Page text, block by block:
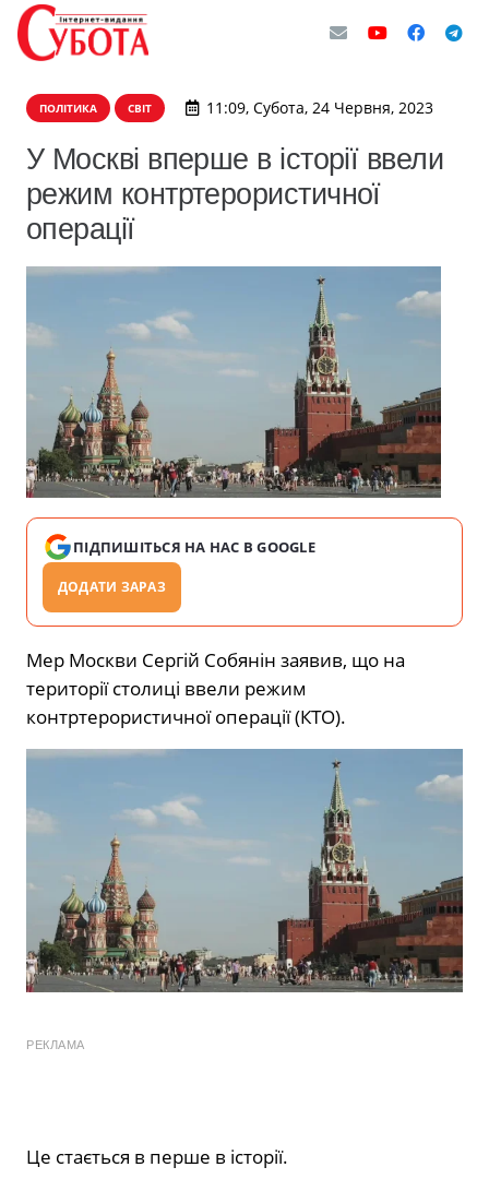
ПОЛІТИКА СВІТ 11:09, Субота, 24 Червня, 2023
У Москві вперше в історії ввели
режим контртерористичної
операції
ПІДПИШІТЬСЯ НА НАС В GOOGLE
ДОДАТИ ЗАРАЗ
Мер Москви Сергій Собянін заявив, що на
території столиці ввели режим
контртерористичної операції (КТО).
РЕКЛАМА
Це стається в перше в історії.